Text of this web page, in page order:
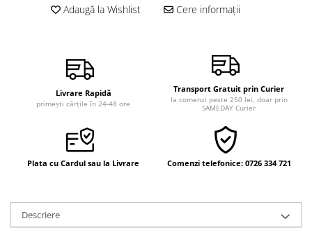
Creștinism
Relații de cuplu
Lumea îngerilor
Inspiraţie divină
Îngeri
Adaugă la Wishlist Cere informații
Livrare Rapidă
primești cărțile în 24-48 ore
Transport Gratuit prin Curier
la comenzi peste 250 lei, doar prin
SAMEDAY Curier
Plata cu Cardul sau la Livrare Comenzi telefonice: 0726 334 721
Descriere